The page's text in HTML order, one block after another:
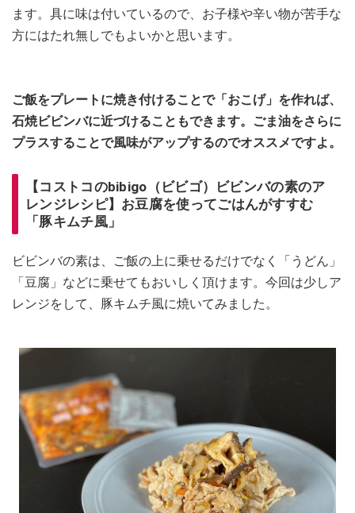
ます。具に味は付いているので、お子様や辛い物が苦手な
方にはたれ無しでもよいかと思います。
ご飯をプレートに焼き付けることで「おこげ」を作れば、
石焼ビビンバに近づけることもできます。ごま油をさらに
プラスすることで風味がアップするのでオススメですよ。
【コストコのbibigo（ビビゴ）ビビンバの素のア
レンジレシピ】お豆腐を使ってごはんがすすむ
「豚キムチ風」
ビビンバの素は、ご飯の上に乗せるだけでなく「うどん」
「豆腐」などに乗せてもおいしく頂けます。今回は少しア
レンジをして、豚キムチ風に焼いてみました。